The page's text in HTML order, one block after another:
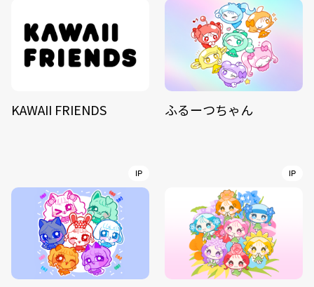
KAWAII FRIENDS ふるーつちゃん
IP IP